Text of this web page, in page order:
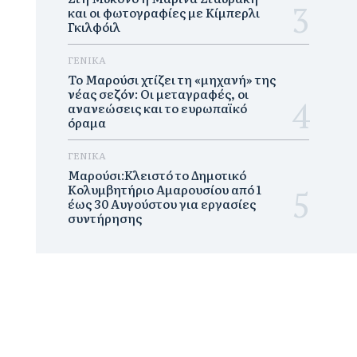
και οι φωτογραφίες με Κίμπερλι
Γκιλφόιλ
ΓΕΝΙΚΑ
Το Μαρούσι χτίζει τη «μηχανή» της
νέας σεζόν: Οι μεταγραφές, οι
ανανεώσεις και το ευρωπαϊκό
όραμα
ΓΕΝΙΚΑ
Μαρούσι:Κλειστό το Δημοτικό
Κολυμβητήριο Αμαρουσίου από 1
έως 30 Αυγούστου για εργασίες
συντήρησης